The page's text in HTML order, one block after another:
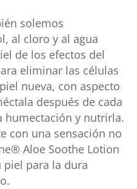
solemos
al cloro y al agua
de los efectos del
eliminar las células
nueva, con aspecto
después de cada
humectación y nutrirla.
con una sensación no
Aloe Soothe Lotion
piel para la dura